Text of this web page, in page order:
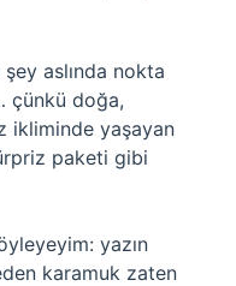
aslında nokta
çünkü doğa,
ikliminde yaşayan
paketi gibi
yazın
karamuk zaten